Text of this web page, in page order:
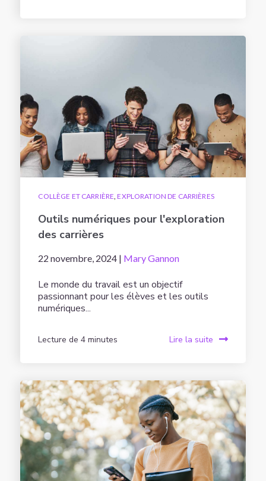
COLLÈGE ET CARRIÈRE,EXPLORATION DE CARRIÈRES
Outils numériques pour l'exploration
des carrières
22 novembre, 2024 | Mary Gannon
Le monde du travail est un objectif
passionnant pour les élèves et les outils
numériques...
Lecture de 4 minutes Lire la suite